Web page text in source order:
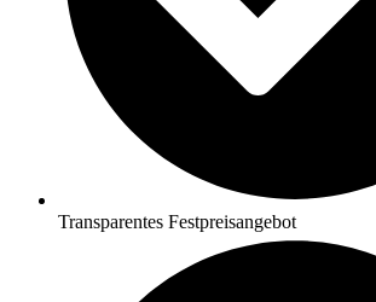
Transparentes Festpreisangebot